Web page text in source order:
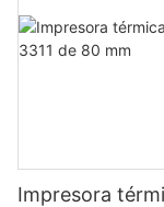
Impresora